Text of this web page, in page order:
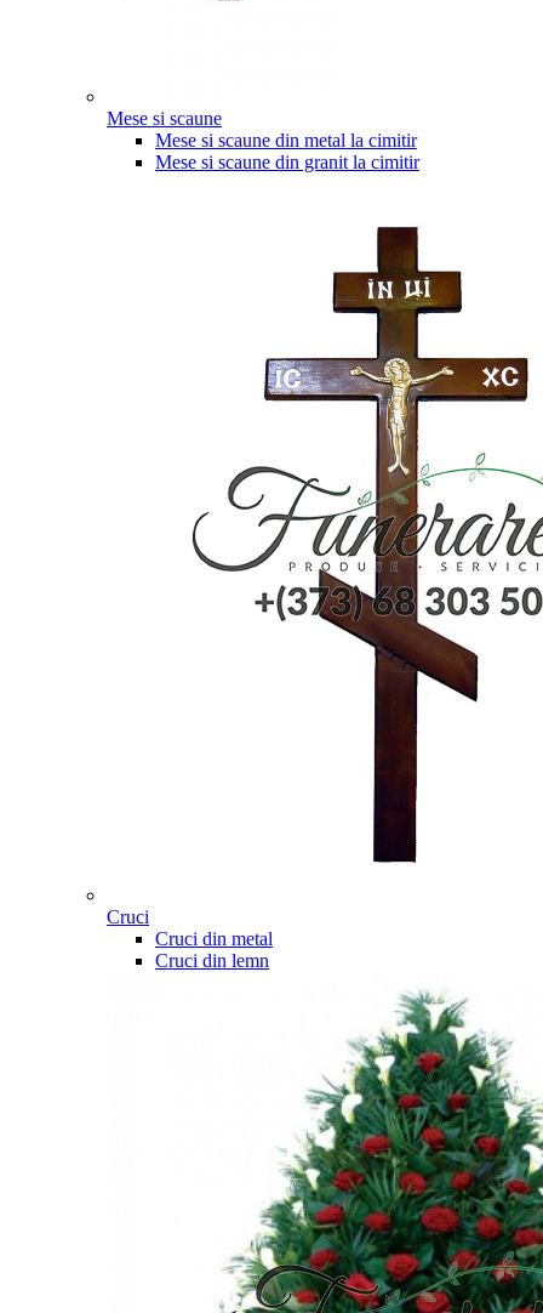
Mese si scaune
Mese si scaune din metal la cimitir
Mese si scaune din granit la cimitir
Cruci
Cruci din metal
Cruci din lemn